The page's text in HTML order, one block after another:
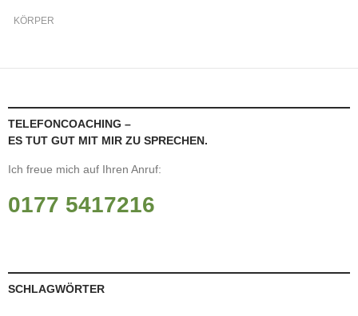
KÖRPER
TELEFONCOACHING –
ES TUT GUT MIT MIR ZU SPRECHEN.
Ich freue mich auf Ihren Anruf:
0177 5417216
SCHLAGWÖRTER